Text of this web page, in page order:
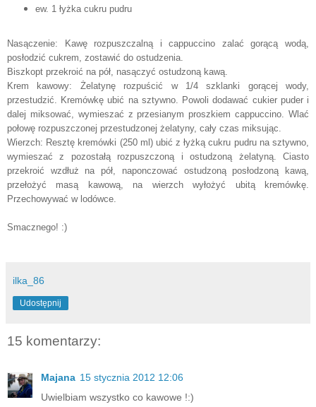
ew. 1 łyżka cukru pudru
Nasączenie: Kawę rozpuszczalną i cappuccino zalać gorącą wodą,
posłodzić cukrem, zostawić do ostudzenia.
Biszkopt przekroić na pół, nasączyć ostudzoną kawą.
Krem kawowy: Żelatynę rozpuścić w 1/4 szklanki gorącej wody,
przestudzić. Kremówkę ubić na sztywno. Powoli dodawać cukier puder i
dalej miksować, wymieszać z przesianym proszkiem cappuccino. Wlać
połowę rozpuszczonej przestudzonej żelatyny, cały czas miksując.
Wierzch: Resztę kremówki (250 ml) ubić z łyżką cukru pudru na sztywno,
wymieszać z pozostałą rozpuszczoną i ostudzoną żelatyną. Ciasto
przekroić wzdłuż na pół, naponczować ostudzoną posłodzoną kawą,
przełożyć masą kawową, na wierzch wyłożyć ubitą kremówkę.
Przechowywać w lodówce.
Smacznego! :)
ilka_86
Udostępnij
15 komentarzy:
Majana 15 stycznia 2012 12:06
Uwielbiam wszystko co kawowe !:)